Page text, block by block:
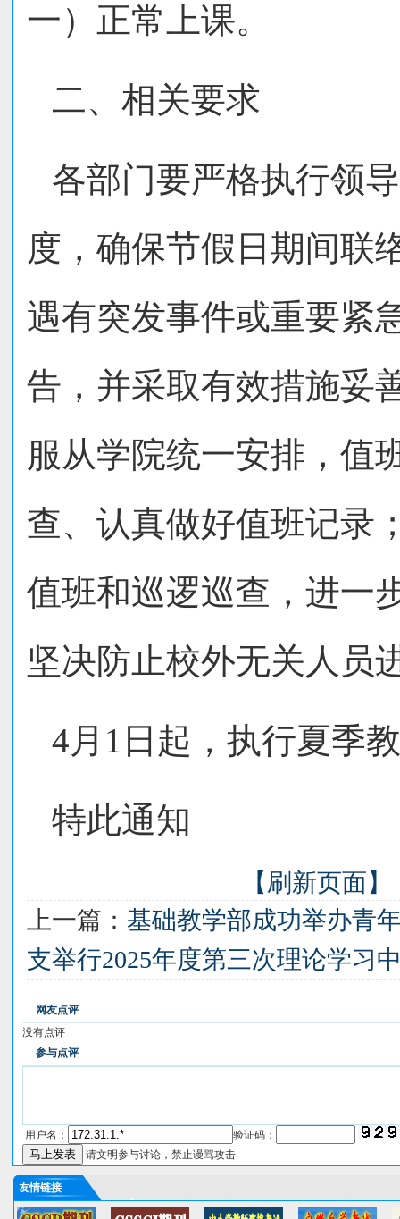
一）正常上课。
二、相关要求
各部门要严格执行领
度，确保节假日期间联
遇有突发事件或重要紧
告，并采取有效措施妥
服从学院统一安排，值
查、认真做好值班记录
值班和巡逻巡查，进一
坚决防止校外无关人员
4月1日起，执行夏季
特此通知
【刷新页面】
上一篇： 基础教学部成功举办青
支举行2025年度第三次理论学习
网友点评
没有点评
参与点评
用户名：
验证码：
请文明参与讨论，禁止谩骂攻击
友情链接